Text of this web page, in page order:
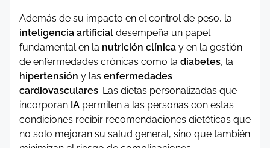
Además de su impacto en el control de peso, la
inteligencia artificial desempeña un papel
fundamental en la nutrición clínica y en la gestión
de enfermedades crónicas como la diabetes, la
hipertensión y las enfermedades
cardiovasculares. Las dietas personalizadas que
incorporan IA permiten a las personas con estas
condiciones recibir recomendaciones dietéticas que
no solo mejoran su salud general, sino que también